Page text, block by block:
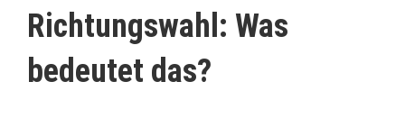
Richtungswahl: Was
bedeutet das?